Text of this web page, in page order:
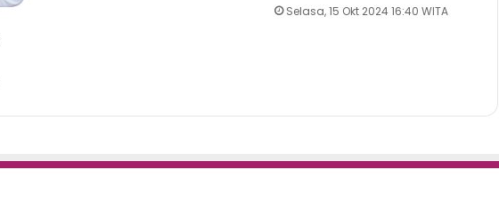
Selasa, 15 Okt 2024 16:40 WITA